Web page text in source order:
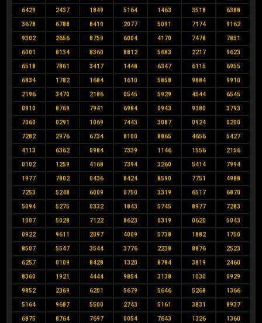
6429 2437 1849 5164 1463 3518 6388
3678 6788 8410 2077 5091 7174 9162
9302 2656 8759 6004 4170 7478 7851
6001 8134 8360 8812 5683 2217 9623
6518 7861 3417 1448 6347 6115 6955
6834 1782 1684 1610 5858 9884 9910
2196 3470 2186 0545 5929 4544 6545
0910 8769 7941 6984 0943 9380 3793
7060 0291 1069 7443 3087 0924 0200
7282 2976 6734 8100 8865 4656 5427
4113 6362 0984 7339 1146 1556 2156
0102 1259 4168 7394 3260 5414 7994
1977 7802 0436 8424 8590 7751 4988
7253 5248 6009 0750 3319 6517 6870
5094 5275 0332 1843 5745 8977 7283
1007 5028 7122 8623 0319 0620 5043
0922 9611 2097 4009 5738 1882 1750
8507 5547 3544 3776 2238 8876 2523
6257 0109 8428 1320 8784 3819 2460
8360 1921 4444 9854 3138 1030 0929
9852 2369 6201 5679 5646 5268 1366
5164 9687 5500 2743 5161 3831 8937
6875 8764 7697 0054 7643 1326 1360